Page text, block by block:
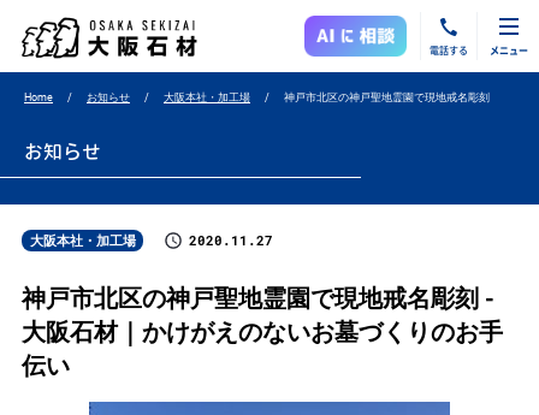
電話する メニュー
Home お知らせ 大阪本社・加工場 神戸市北区の神戸聖地霊園で現地戒名彫刻
お知らせ
大阪本社・加工場 2020.11.27
神戸市北区の神戸聖地霊園で現地戒名彫刻 -
大阪石材｜かけがえのないお墓づくりのお手
伝い